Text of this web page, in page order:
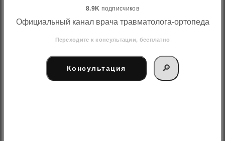
8.9K подписчиков
Официальный канал врача травматолога-ортопеда
Переходите к консультации, бесплатно
Консультация 🔎